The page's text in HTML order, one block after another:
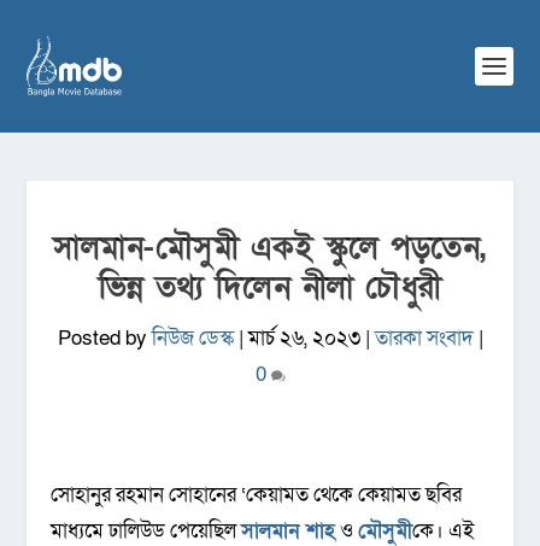
সালমান-মৌসুমী একই স্কুলে পড়তেন,
ভিন্ন তথ্য দিলেন নীলা চৌধুরী
Posted byনিউজ ডেস্ক|মার্চ ২৬, ২০২৩|তারকা সংবাদ|
0
সোহানুর রহমান সোহানের ‘কেয়ামত থেকে কেয়ামত ছবির
মাধ্যমে ঢালিউড পেয়েছিলসালমান শাহওমৌসুমীকে। এই